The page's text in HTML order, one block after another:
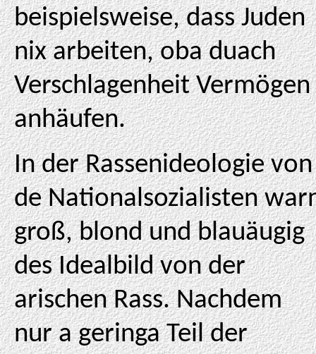
beispielsweise, dass Juden
nix arbeiten, oba duach
Verschlagenheit Vermögen
anhäufen.
In der Rassenideologie von
de Nationalsozialisten
groß, blond und blauäugig
des Idealbild von der
arischen Rass. Nachdem
nur a geringa Teil der